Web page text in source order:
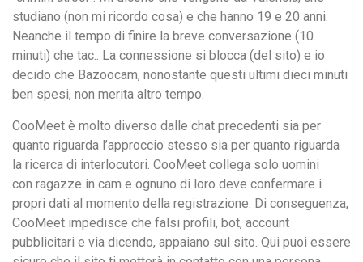
studiano (non mi ricordo cosa) e che hanno 19 e 20 anni.
Neanche il tempo di finire la breve conversazione (10
minuti) che tac.. La connessione si blocca (del sito) e io
decido che Bazoocam, nonostante questi ultimi dieci minuti
ben spesi, non merita altro tempo.
CooMeet è molto diverso dalle chat precedenti sia per
quanto riguarda l’approccio stesso sia per quanto riguarda
la ricerca di interlocutori. CooMeet collega solo uomini
con ragazze in cam e ognuno di loro deve confermare i
propri dati al momento della registrazione. Di conseguenza,
CooMeet impedisce che falsi profili, bot, account
pubblicitari e via dicendo, appaiano sul sito. Qui puoi essere